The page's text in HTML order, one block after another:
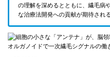
の理解を深めるとともに、繊毛病
な治療法開発への貢献が期待される